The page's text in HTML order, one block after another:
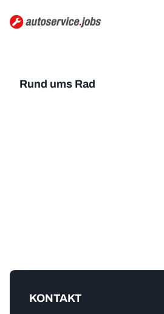
Rund ums Rad
KONTAKT